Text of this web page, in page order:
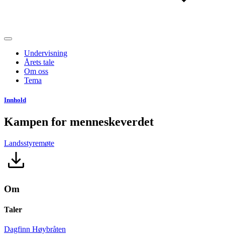
Undervisning
Årets tale
Om oss
Tema
Innhold
Kampen for menneskeverdet
Landsstyremøte
Om
Taler
Dagfinn Høybråten